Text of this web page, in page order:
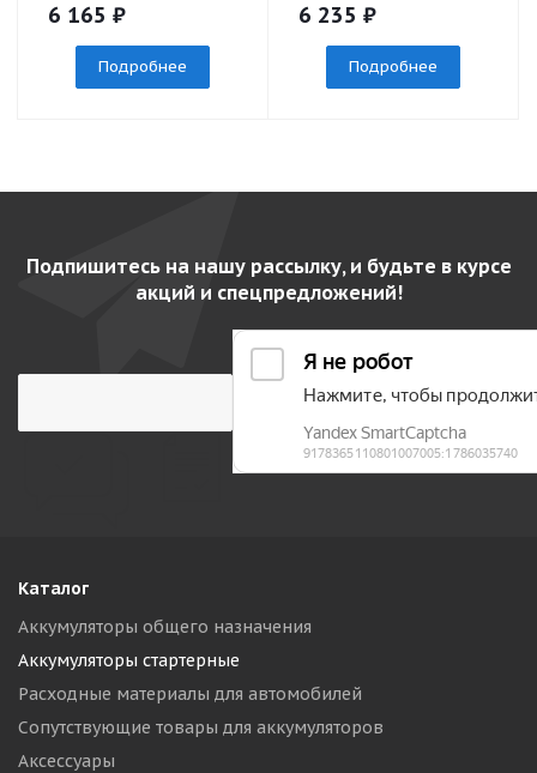
6 165 ₽
Подробнее
6 235 ₽
Подробнее
Подпишитесь на нашу рассылку, и будьте в курсе
акций и спецпредложений!
Каталог
Аккумуляторы общего назначения
Аккумуляторы стартерные
Расходные материалы для автомобилей
Сопутствующие товары для аккумуляторов
Аксессуары